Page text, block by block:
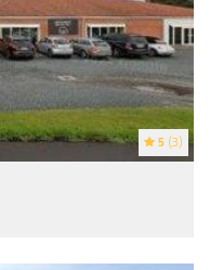
5 (3)